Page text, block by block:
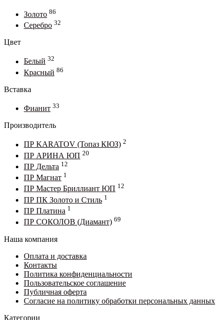
Золото 86
Серебро 32
Цвет
Белый 32
Красный 86
Вставка
Фианит 33
Производитель
ПР KARATOV (Топаз КЮЗ) 2
ПР АРИНА ЮП 20
ПР Дельта 12
ПР Магнат 1
ПР Мастер Бриллиант ЮП 12
ПР ПК Золото и Стиль 1
ПР Платина 1
ПР СОКОЛОВ (Диамант) 69
Наша компания
Оплата и доставка
Контакты
Политика конфиденциальности
Пользовательское соглашение
Публичная оферта
Согласие на политику обработки персональных данных
Категории